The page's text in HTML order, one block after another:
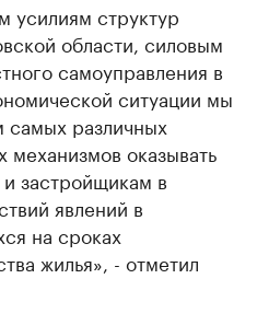
усилиям структур
области, силовым
самоуправления в
ситуации мы
самых различных
оказывать
застройщикам в
явлений в
на сроках
жилья», - отметил